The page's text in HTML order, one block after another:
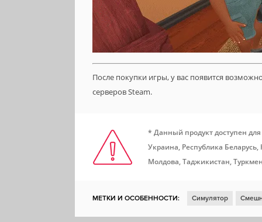
После покупки игры, у вас появится
серверов Steam.
* Данный продукт доступен
Украина, Республика
Молдова, Таджикистан,
МЕТКИ И ОСОБЕННОСТИ: Симулятор